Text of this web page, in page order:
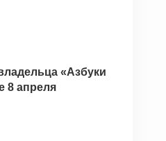
«Азбуки
8 апреля